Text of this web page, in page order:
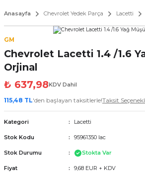
Anasayfa Chevrolet Yedek Parça Lacetti
GM
Chevrolet Lacetti 1.4 /1.6
Orjinal
₺ 637,98KDV Dahil
115,48 TL'den başlayan taksitlerle!Taksit
Kategori Lacetti
Stok Kodu 95961350 lac
Stok Durumu Stokta Var
Fiyat 9,68 EUR + KDV